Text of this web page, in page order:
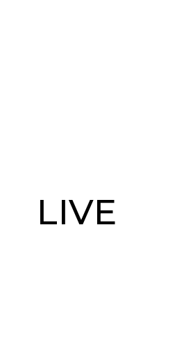
LIVE